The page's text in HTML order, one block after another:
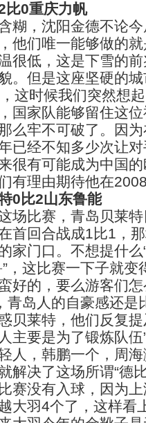
比0重庆力帆
，沈阳金德不论今
他们唯一能够做的
低，这是下雪的前
。但是这座坚硬的
这时候我们突然想
国家队能够留住这
么牢不可破了。因
已经不知多少次让
很有可能成为中国
有理由期待他在
0比2山东鲁能
比赛，青岛贝莱特
首回合战成1比1，
家门口。不想提什
，这比赛一下子就
好的，要么游客们
青岛人的自豪感还是
莱特，他们反复提
主要是为了锻炼队
人，韩鹏一个，周
解决了这场所谓“德
赛没有入球，因为
大羽4个了，这样看